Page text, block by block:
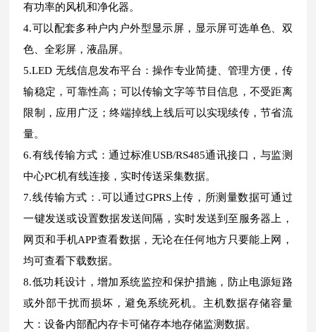
有功率的风机和净化器。
4.可以配套多种户内户外型显示屏，显示屏可选单色、双
色、全彩屏，液晶屏。
5.LED 无线信息发布平台：操作专业简捷、管理方便，传
输稳定，可靠性高；可以传输文字等节目信息，不受距离
限制，应用广泛；终端掉线上线后可以实现续传，节省流
量。
6.有线传输方式：通过标准USB/RS485通讯接口，与监测
中心PC机有线连接，实时传送采集数据。
7.线传输方式：.可以通过GPRS上传，所测量数据可通过
一键发送或设置数据发送间隔，实时发送到至服务器上，
网页和手机APP查看数据，无论在任何地方只要能上网，
均可查看下载数据。
8.低功耗设计，增加系统监控和保护措施，防止电源短路
或外部干扰而损坏，避免系统死机。主机数据存储容量
大：设备内部配内存卡可储存本地存储监测数据。